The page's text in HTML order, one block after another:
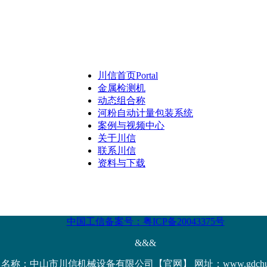
川信首页Portal
金属检测机
动态组合称
河粉自动计量包装系统
案例与视频中心
关于川信
联系川信
资料与下载
中国工信备案号：粤ICP备20043375号
&&&
称：中山市川信机械设备有限公司【官网】 网址：